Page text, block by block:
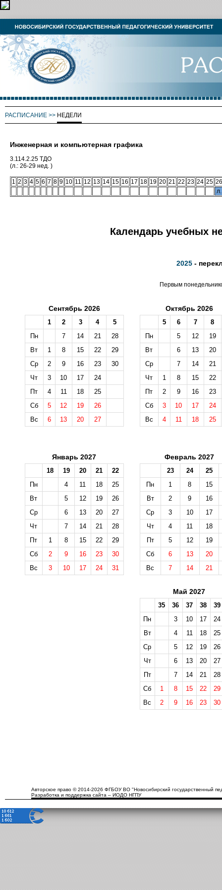
РАСПИСАНИЕ >> НЕДЕЛИ
Инженерная и компьютерная графика
3.114.2.25 ТДО
(л.: 26-29 нед. )
1 2 3 4 5 6 7 8 9 10 11 12 13 14 15 16 17 18 19 20 21 22 23 24 25 26
л.
Календарь учебных
2025 -
Первым
Сентябрь 2026
1 2 3 4
5
Пн
7 14 21
28
Вт
1 8 15 22
29
Ср
2 9 16 23
30
Чт
3 10 17
24
Пт
4 11 18
25
Сб
5 12 19
26
Вс
6 13 20 27
Октябрь 2026
5 6 7
8
Пн
5 12
19
Вт
6 13
20
Ср
7 14
21
Чт
1 8 15
22
Пт
2 9 16
23
Сб
3 10 17
24
Вс
4 11 18 25
Январь 2027
18 19 20 21
22
Пн
4 11 18
25
Вт
5 12 19
26
Ср
6 13 20
27
Чт
7 14 21
28
Пт
1 8 15 22
29
Сб
2 9 16 23
30
Вс
3 10 17 24 31
Февраль 2027
23 24
25
Пн
1 8
15
Вт
2 9
16
Ср
3 10
17
Чт
4 11
18
Пт
5 12
19
Сб
6 13
20
Вс
7 14 21
Май 2027
35 36 37 38
39
Пн
3 10 17
24
Вт
4 11 18
25
Ср
5 12 19
26
Чт
6 13 20
27
Пт
7 14 21
28
Сб
1 8 15 22
29
Вс
2 9 16 23 30
Авторское право © 2014-2026 ФГБОУ ВО "Новосибирский государственный
Разработка и поддержка сайта – ИОДО НГПУ